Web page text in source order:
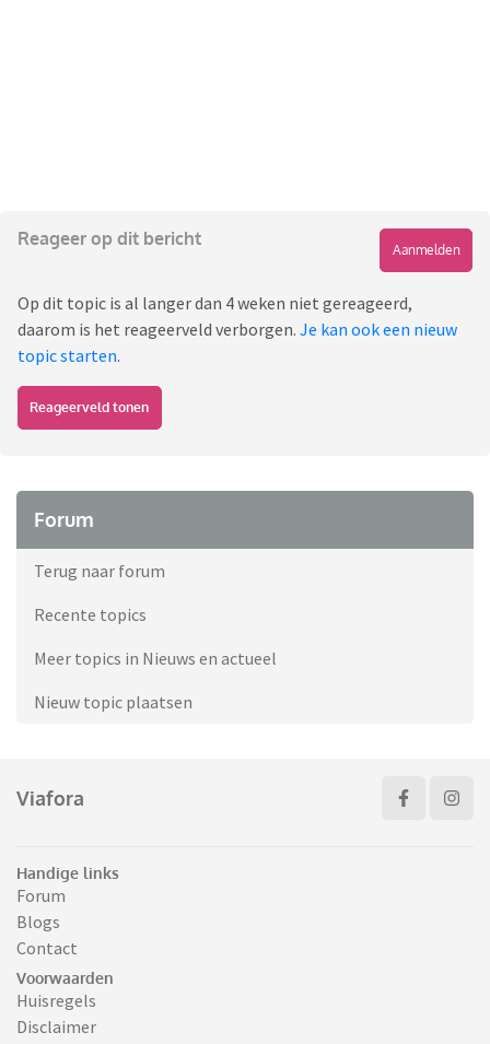
Reageer op dit bericht
Aanmelden
Op dit topic is al langer dan 4 weken niet gereageerd,
daarom is het reageerveld verborgen. Je kan ook een nieuw
topic starten.
Reageerveld tonen
Forum
Terug naar forum
Recente topics
Meer topics in Nieuws en actueel
Nieuw topic plaatsen
Viafora
Handige links
Forum
Blogs
Contact
Voorwaarden
Huisregels
Disclaimer